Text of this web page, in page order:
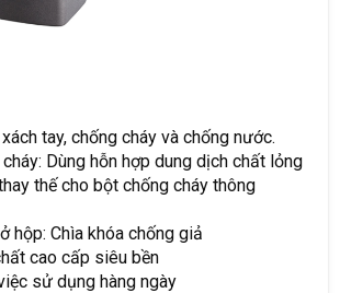
tay, chống cháy và chống nước.
Dùng hỗn hợp dung dịch chất lỏng
thế cho bột chống cháy thông
hộp: Chìa khóa chống giả
cao cấp siêu bền
sử dụng hàng ngày